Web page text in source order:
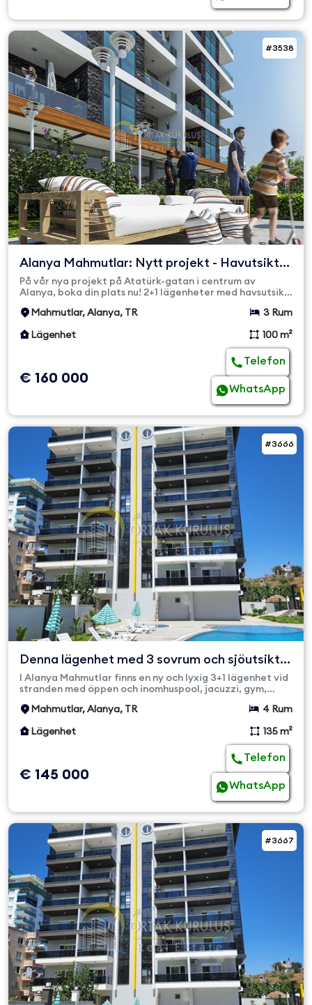
#3538
Alanya Mahmutlar: Nytt projekt - Havutsikt
2+1 Lägenheter - ...
På vår nya projekt på Atatürk-gatan i centrum av
Alanya, boka din plats nu! 2+1 lägenheter med havsutsikt
Mahmutlar, Alanya, TR
3 Rum
Lägenhet
100 m²
€ 160 000
Telefon
WhatsApp
#3666
Denna lägenhet med 3 sovrum och sjöutsikt,
som ligger i Mahm...
I Alanya Mahmutlar finns en ny och lyxig 3+1 lägenhet vid
stranden med öppen och inomhuspool, jacuzzi, gym,
Mahmutlar, Alanya, TR
4 Rum
Lägenhet
135 m²
€ 145 000
Telefon
WhatsApp
#3667